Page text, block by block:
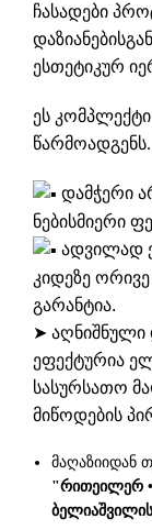
ჩასადები
ესთეტიკურ
ეს
წარმოადგენს.
დამჭერი
ნებისმიერი
ადვილად
კიდეზე
გარანტია.
➤ აღნიშნული
ეფექტურია
სასურსათო
მიწოდების
მაღაზიიდან
"რითეილერ •